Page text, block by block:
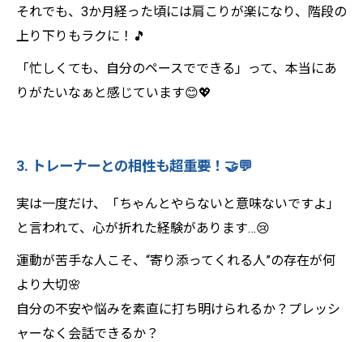
それでも、3か月経った頃には肩こりが楽になり、階段の
上り下りもラクに！🎵
「忙しくても、自分のペースでできる」って、本当にあ
りがたいなぁと感じています😊💖
3. トレーナーとの相性も超重要！🤝💬
実は一度だけ、「ちゃんとやらないと意味ないですよ」
と言われて、心が折れた経験があります…😢
運動が苦手な人こそ、“寄り添ってくれる人”の存在が何
より大切🌸
自分の不安や悩みを素直に打ち明けられるか？プレッシ
ャーなく会話できるか？